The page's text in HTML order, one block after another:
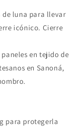
de luna para llevar
icónico. Cierre
en tejido de
en Sanoná,
para protegerla